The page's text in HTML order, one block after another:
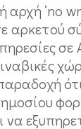
αρχή ‘no
αρκετού
να